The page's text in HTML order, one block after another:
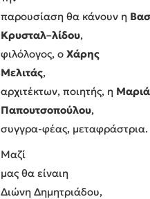
παρουσίαση θα κάνουν η
Κρυσταλ–λίδου,
φιλόλογος, οΧάρης
Μελιτάς,
αρχιτέκτων, ποιητής, η
Παπουτσοπούλου,
συγγρα-φέας, μεταφράστρια.
Μαζί
μας θα είναιη
Διώνη Δημητριάδου,